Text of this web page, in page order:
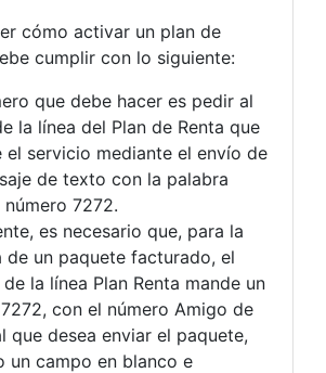
cómo activar un plan de
cumplir con lo siguiente:
que debe hacer es pedir al
la línea del Plan de Renta que
el servicio mediante el envío de
de texto con la palabra
número 7272.
es necesario que, para la
de un paquete facturado, el
la línea Plan Renta mande un
con el número Amigo de
que desea enviar el paquete,
un campo en blanco e